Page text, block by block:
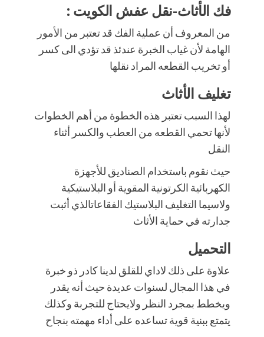
فك الأثاث-نقل عفش الكويت :
من المعروف أن عملية الفك قد تعتبر من الأمور
الهامة لأن غياب الخبرة عندئذ قد تؤدي الى كسر
أو تخريب القطعه المراد نقلها
تغليف الأثاث
لهذا السبب تعتبر هذه الخطوة من أهم الخطوات
لأنها تحمي القطعه من العطب والكسر أثناء
النقل
حيث نقوم باستخدام الصناديق للأجهزة
الكهربائية الكرتونية المقوية أو البلاستيكية
ولاسيما التغليف البلاستيك الفقاعاتالذي أثبت
جدارته في حماية الأثاث
التحميل
علاوة على ذلك لاداي للقلق لدينا كادر ذو خبرة
في هذا المجال لسنوات عديدة حيث أنه يقدر
ويخطط بمجرد النظر ولايحتاج للتجربة وكذلك
يتمتع ببنية قوية تساعده على أداء مهمته بنجاح